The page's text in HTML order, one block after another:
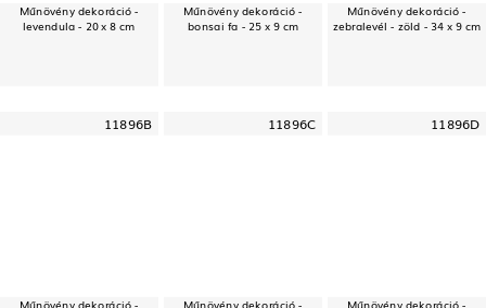
Műnövény dekoráció -
levendula - 20 x 8 cm
Műnövény dekoráció -
bonsai fa - 25 x 9 cm
Műnövény dekoráció -
zebralevél - zöld - 34 x 9 cm
11896B
Műnövény dekoráció -
11896C
Műnövény dekoráció -
11896D
Műnövény dekoráció -